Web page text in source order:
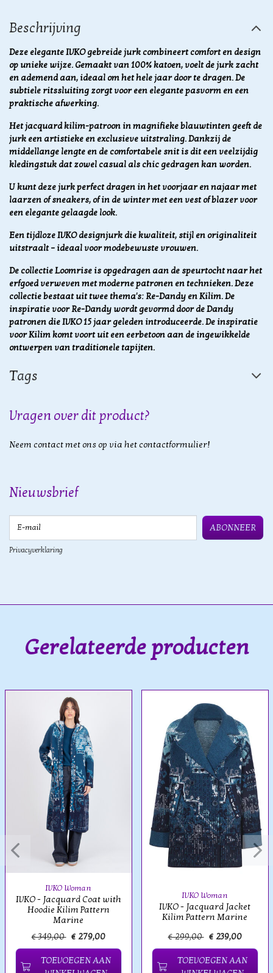
Beschrijving
Deze elegante IVKO gebreide jurk combineert comfort en design
op unieke wijze. Gemaakt van 100% katoen, voelt de jurk zacht
en ademend aan, ideaal om het hele jaar door te dragen. De
subtiele ritssluiting zorgt voor een elegante pasvorm en een
praktische afwerking.
Het jacquard kilim-patroon in magnifieke blauwtinten geeft de
jurk een artistieke en exclusieve uitstraling. Dankzij de
middellange lengte en de comfortabele snit is dit een veelzijdig
kledingstuk dat zowel casual als chic gedragen kan worden.
U kunt deze jurk perfect dragen in het voorjaar en najaar met
laarzen of sneakers, of in de winter met een vest of blazer voor
een elegante gelaagde look.
Een tijdloze IVKO designjurk die kwaliteit, stijl en originaliteit
uitstraalt – ideaal voor modebewuste vrouwen.
De collectie Loomrise is opgedragen aan de speurtocht naar het
erfgoed verweven met moderne patronen en technieken. Deze
collectie bestaat uit twee thema's: Re-Dandy en Kilim. De
inspiratie voor Re-Dandy wordt gevormd door de Dandy
patronen die IVKO 15 jaar geleden introduceerde. De inspiratie
voor Kilim komt voort uit een eerbetoon aan de ingewikkelde
ontwerpen van traditionele tapijten.
Tags
Vragen over dit product?
Neem contact met ons op via het contactformulier!
Nieuwsbrief
ABONNEER
Privacyverklaring
Gerelateerde producten
IVKO Woman
IVKO - Jacquard Coat with
Hoodie Kilim Pattern
Marine
€ 349,00 € 279,00
TOEVOEGEN AAN
IVKO Woman
IVKO - Jacquard Jacket
Kilim Pattern Marine
€ 299,00 € 239,00
TOEVOEGEN AAN